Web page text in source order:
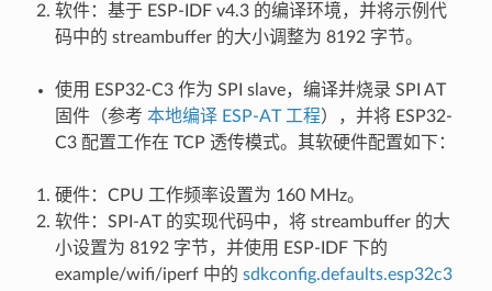
软件：基于 ESP-IDF v4.3 的编译环境，并将示例代
码中的 streambuffer 的大小调整为 8192 字节。
使用 ESP32-C3 作为 SPI slave，编译并烧录 SPI AT
固件（参考 本地编译 ESP-AT 工程），并将 ESP32-
C3 配置工作在 TCP 透传模式。其软硬件配置如下：
硬件：CPU 工作频率设置为 160 MHz。
软件：SPI-AT 的实现代码中，将 streambuffer 的大
小设置为 8192 字节，并使用 ESP-IDF 下的
example/wifi/iperf 中的 sdkconfig.defaults.esp32c3